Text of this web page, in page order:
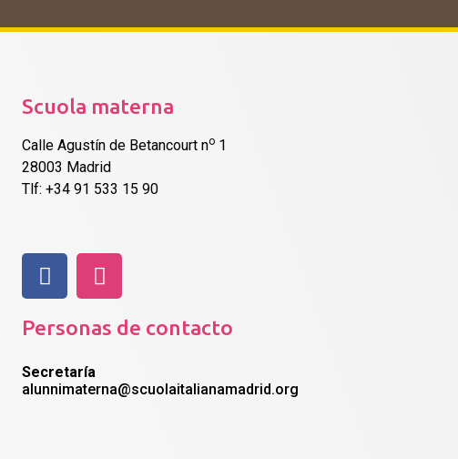
Scuola materna
Calle Agustín de Betancourt no 1
28003 Madrid
Tlf: +34 91 533 15 90
Personas de contacto
Secretaría
alunnimaterna@scuolaitalianamadrid.org